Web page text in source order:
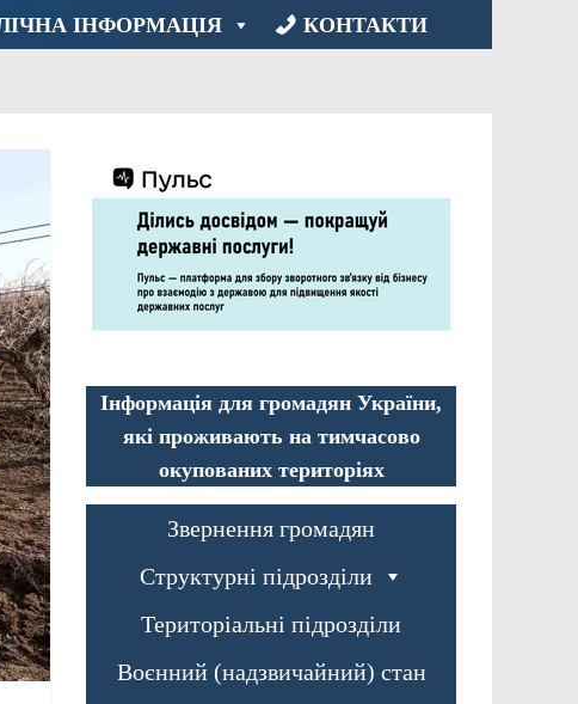
ІНФОРМАЦІЯ КОНТАКТИ
Інформація для громадян України,
які проживають на тимчасово
окупованих територіях
Звернення громадян
Структурні підрозділи
Територіальні підрозділи
Воєнний (надзвичайний) стан